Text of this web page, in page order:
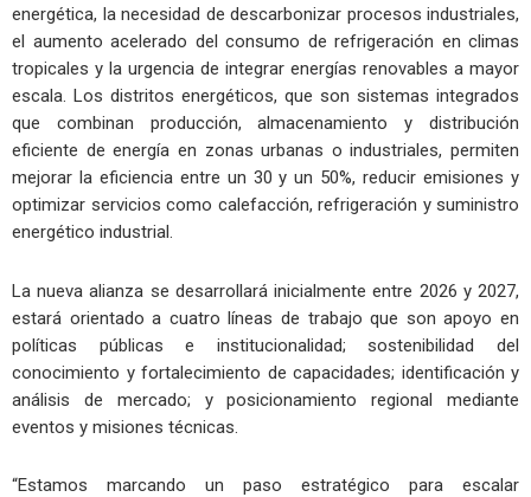
energética, la necesidad de descarbonizar procesos industriales,
el aumento acelerado del consumo de refrigeración en climas
tropicales y la urgencia de integrar energías renovables a mayor
escala. Los distritos energéticos, que son sistemas integrados
que combinan producción, almacenamiento y distribución
eficiente de energía en zonas urbanas o industriales, permiten
mejorar la eficiencia entre un 30 y un 50%, reducir emisiones y
optimizar servicios como calefacción, refrigeración y suministro
energético industrial.
La nueva alianza se desarrollará inicialmente entre 2026 y 2027,
estará orientado a cuatro líneas de trabajo que son apoyo en
políticas públicas e institucionalidad; sostenibilidad del
conocimiento y fortalecimiento de capacidades; identificación y
análisis de mercado; y posicionamiento regional mediante
eventos y misiones técnicas.
“Estamos marcando un paso estratégico para escalar